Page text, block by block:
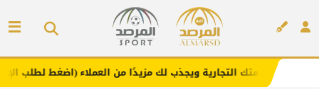
ويجذب لك مزيدًا من العملاء (اضغط لطلب الإعلان)